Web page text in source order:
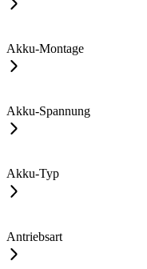
Akku-Montage
Akku-Spannung
Akku-Typ
Antriebsart